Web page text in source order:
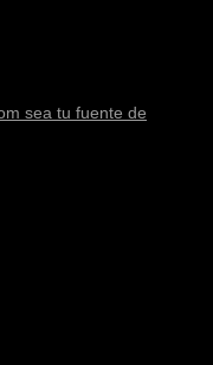
sea tu fuente de